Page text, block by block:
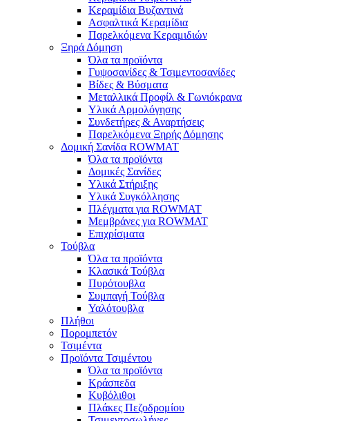
Κεραμίδια Βυζαντινά
Ασφαλτικά Κεραμίδια
Παρελκόμενα Κεραμιδιών
Ξηρά Δόμηση
Όλα τα προϊόντα
Γυψοσανίδες & Τσιμεντοσανίδες
Βίδες & Βύσματα
Μεταλλικά Προφίλ & Γωνιόκρανα
Υλικά Αρμολόγησης
Συνδετήρες & Αναρτήσεις
Παρελκόμενα Ξηρής Δόμησης
Δομική Σανίδα ROWMAT
Όλα τα προϊόντα
Δομικές Σανίδες
Υλικά Στήριξης
Υλικά Συγκόλλησης
Πλέγματα για ROWMAT
Μεμβράνες για ROWMAT
Επιχρίσματα
Τούβλα
Όλα τα προϊόντα
Κλασικά Τούβλα
Πυρότουβλα
Συμπαγή Τούβλα
Υαλότουβλα
Πλήθοι
Πορομπετόν
Τσιμέντα
Προϊόντα Τσιμέντου
Όλα τα προϊόντα
Κράσπεδα
Κυβόλιθοι
Πλάκες Πεζοδρομίου